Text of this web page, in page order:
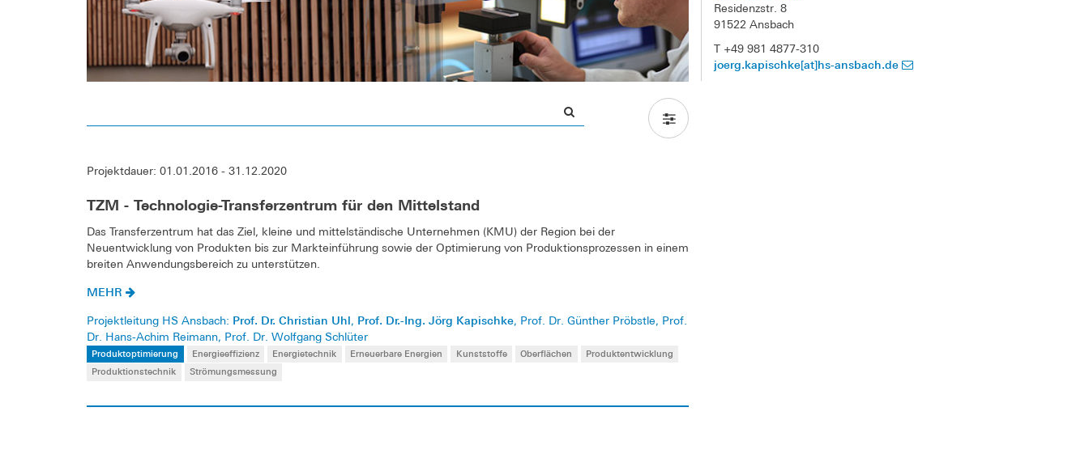
Projektdauer: 01.01.2016 - 31.12.2020
TZM - Technologie-Transferzentrum für den Mittelstand
Das Transferzentrum hat das Ziel, kleine und mittelständische Unternehmen (KMU) der Region bei der
Neuentwicklung von Produkten bis zur Markteinführung sowie der Optimierung von Produktionsprozessen in einem
breiten Anwendungsbereich zu unterstützen.
MEHR
Projektleitung HS Ansbach: Prof. Dr. Christian Uhl, Prof. Dr.-Ing. Jörg Kapischke, Prof. Dr. Günther Pröbstle, Prof.
Dr. Hans-Achim Reimann, Prof. Dr. Wolfgang Schlüter
Produktoptimierung Energieeffizienz Energietechnik Erneuerbare Energien Kunststoffe Oberflächen
Produktentwicklung
Produktionstechnik
Strömungsmessung
Residenzstr. 8
91522 Ansbach
T +49 981 4877-310
joerg.kapischke[at]hs-ansbach.de